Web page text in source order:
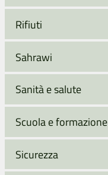
Rifiuti
Sahrawi
Sanità e salute
Scuola e formazione
Sicurezza